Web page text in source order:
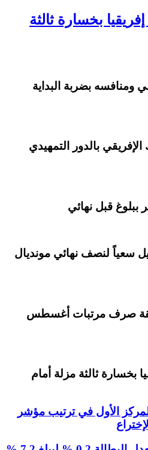
بخسارة ثالثة
ومنافسه بضربة البداية
بالدور التمهيدي
قبل نهائي
سعياً لنصف نهائي مونديال
صرف مرتبات أغسطس
بخسارة ثالثة مزلة أمام
الأول في ترتيب مؤشر